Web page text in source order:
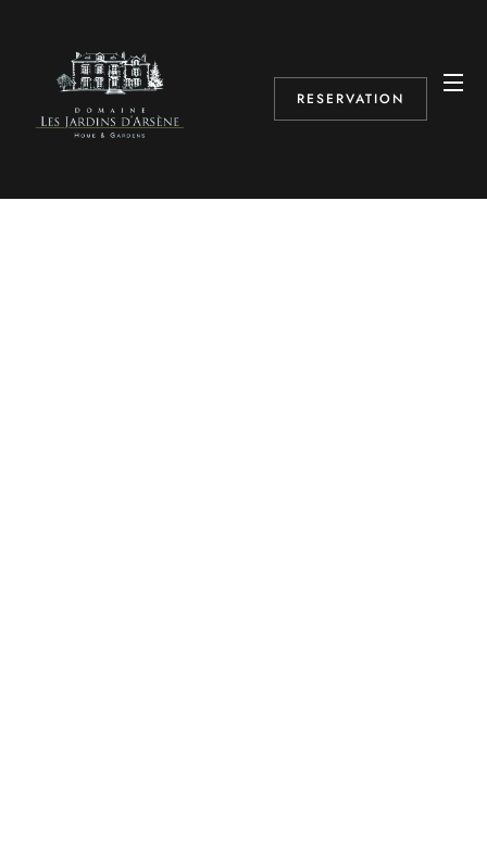
RESERVATION